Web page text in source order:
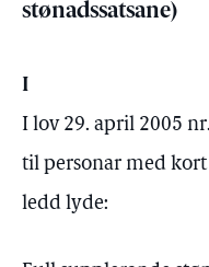
stønadssatsane)
I
I lov 29. april 2005
til personar med
ledd lyde: